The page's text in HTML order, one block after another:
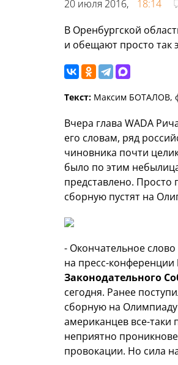
20 июля 2016,
18:14
В Оренбургской
и обещают просто так
Текст: Максим БОТАЛОВ,
Вчера глава WADA
его словам, ряд
чиновника почти
было по этим
представлено.
сборную пустят на
- Окончательное
на пресс-конференции
Законодательного
сегодня. Ранее
сборную на
американцев все-таки
неприятно
провокации. Но сила